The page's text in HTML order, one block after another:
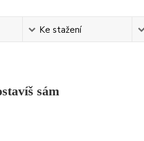
Ke stažení
sám